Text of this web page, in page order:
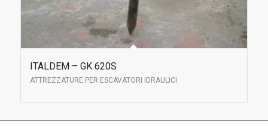
ITALDEM – GK 620S
ATTREZZATURE PER ESCAVATORI IDRAULICI